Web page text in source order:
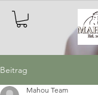
Beitrag
Mahou Team